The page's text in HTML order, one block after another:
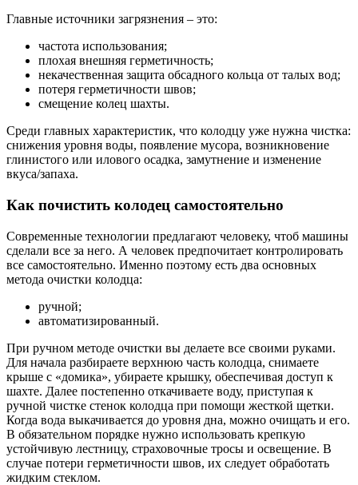
Главные источники загрязнения – это:
частота использования;
плохая внешняя герметичность;
некачественная защита обсадного кольца от талых вод;
потеря герметичности швов;
смещение колец шахты.
Среди главных характеристик, что колодцу уже нужна чистка:
снижения уровня воды, появление мусора, возникновение
глинистого или илового осадка, замутнение и изменение
вкуса/запаха.
Как почистить колодец самостоятельно
Современные технологии предлагают человеку, чтоб машины
сделали все за него. А человек предпочитает контролировать
все самостоятельно. Именно поэтому есть два основных
метода очистки колодца:
ручной;
автоматизированный.
При ручном методе очистки вы делаете все своими руками.
Для начала разбираете верхнюю часть колодца, снимаете
крыше с «домика», убираете крышку, обеспечивая доступ к
шахте. Далее постепенно откачиваете воду, приступая к
ручной чистке стенок колодца при помощи жесткой щетки.
Когда вода выкачивается до уровня дна, можно очищать и его.
В обязательном порядке нужно использовать крепкую
устойчивую лестницу, страховочные тросы и освещение. В
случае потери герметичности швов, их следует обработать
жидким стеклом.